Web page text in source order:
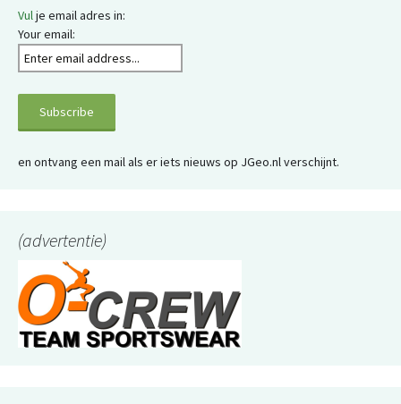
Vulje email adres in:
Your email:
en ontvang een mail als er iets nieuws op JGeo.nl verschijnt.
(advertentie)